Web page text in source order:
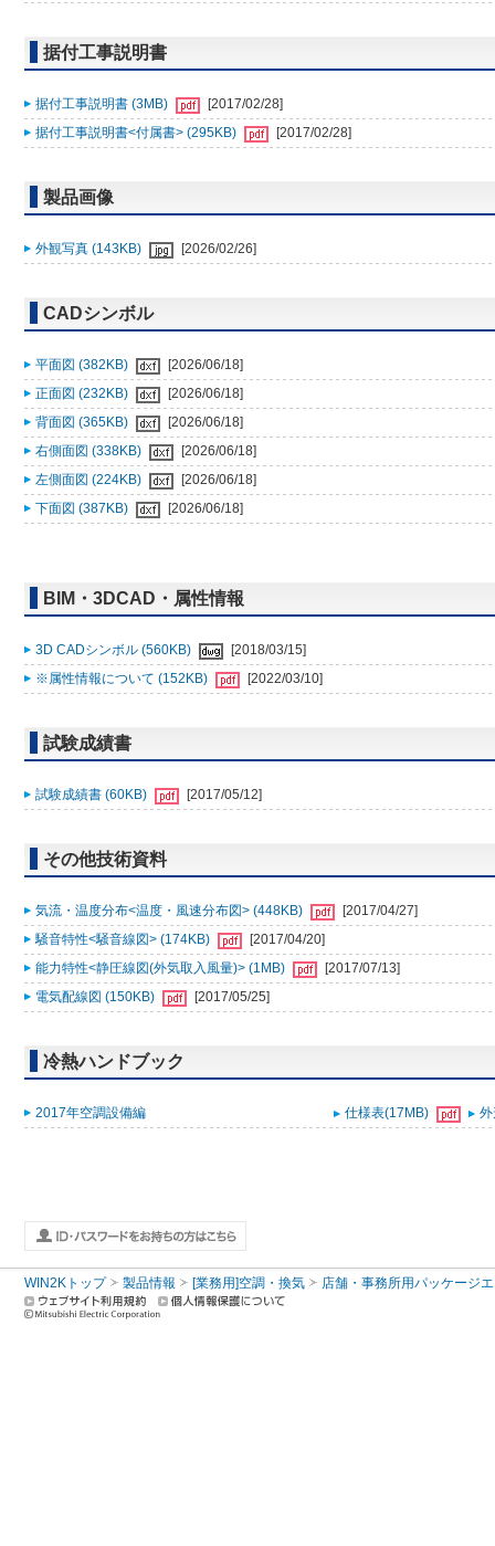
据付工事説明書
据付工事説明書 (3MB)
[2017/02/28]
据付工事説明書<付属書> (295KB)
[2017/02/28]
製品画像
外観写真 (143KB) [2026/02/26]
CADシンボル
平面図 (382KB)
[2026/06/18]
正面図 (232KB)
[2026/06/18]
背面図 (365KB)
[2026/06/18]
右側面図 (338KB)
[2026/06/18]
左側面図 (224KB)
[2026/06/18]
下面図 (387KB)
[2026/06/18]
BIM・3DCAD・属性情報
3D CADシンボル (560KB)
[2018/03/15]
※属性情報について (152KB)
[2022/03/10]
試験成績書
試験成績書 (60KB) [2017/05/12]
その他技術資料
気流・温度分布<温度・風速分布図> (448KB)
[2017/04/27]
騒音特性<騒音線図> (174KB)
[2017/04/20]
能力特性<静圧線図(外気取入風量)> (1MB)
[2017/07/13]
電気配線図 (150KB)
[2017/05/25]
冷熱ハンドブック
2017年空調設備編 仕様表(17MB)
WIN2Kトップ 製品情報 [業務用]空調・換気 店舗・事務所用パッケージ